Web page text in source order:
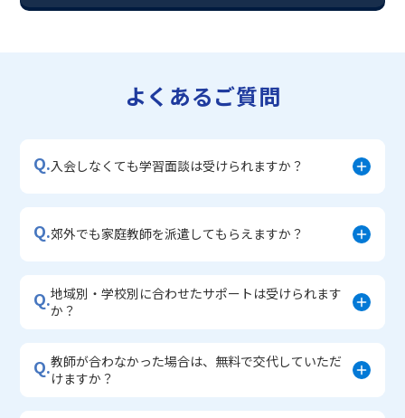
・【志望校別】公立・私立高校受験対策コース
・宿題サポートコース
・学習習慣定着コース
よくあるご質問
Q.入会しなくても学習面談は受けられますか？
Q.郊外でも家庭教師を派遣してもらえますか？
Q.地域別・学校別に合わせたサポートは受けられます
か？
Q.教師が合わなかった場合は、無料で交代していただ
けますか？